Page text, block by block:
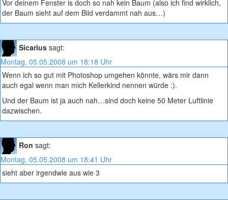
Vor deinem Fenster is doch so nah kein Baum (also ich find wirklich,
der Baum sieht auf dem Bild verdammt nah aus…)
Sicarius sagt:
Montag, 05.05.2008 um 18:18 Uhr
Wenn ich so gut mit Photoshop umgehen könnte, wärs mir dann
auch egal wenn man mich Kellerkind nennen würde :).
Und der Baum ist ja auch nah…sind doch keine 50 Meter Luftlinie
dazwischen.
Ron sagt:
Montag, 05.05.2008 um 18:41 Uhr
sieht aber irgendwie aus wie 3